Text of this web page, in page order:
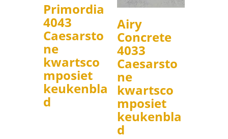
Primordia
4043
Caesarsto
ne
kwartsco
mposiet
keukenbla
d
Airy
Concrete
4033
Caesarsto
ne
kwartsco
mposiet
keukenbla
d